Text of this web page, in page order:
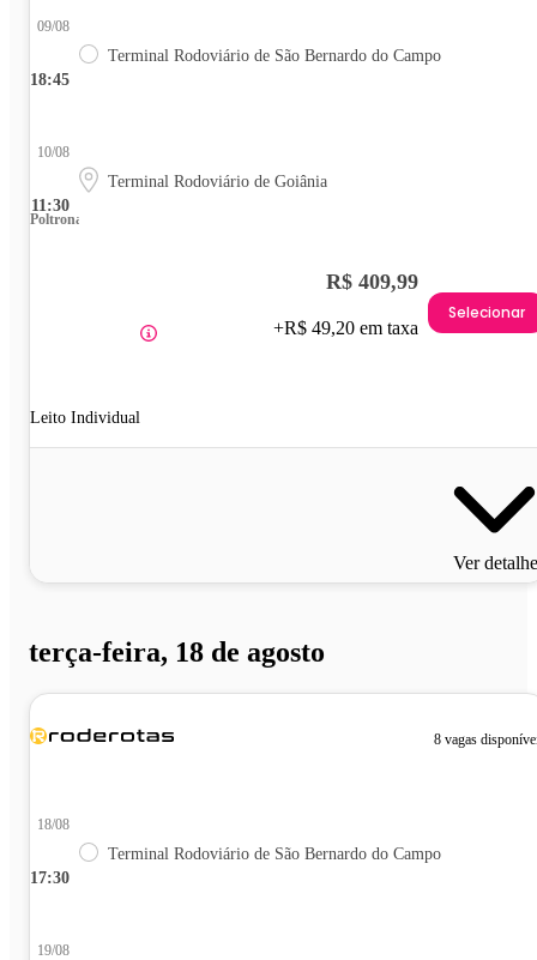
18:45
09/08
Terminal Rodoviário de São Bernardo do Campo
11:30
10/08
Terminal Rodoviário de Goiânia
Poltrona
Leito Individual
R$ 409,99
+R$ 49,20 em taxa
Selecionar
Ver
terça-feira, 18 de agosto
8 vagas
17:30
18/08
Terminal Rodoviário de São Bernardo do Campo
19/08